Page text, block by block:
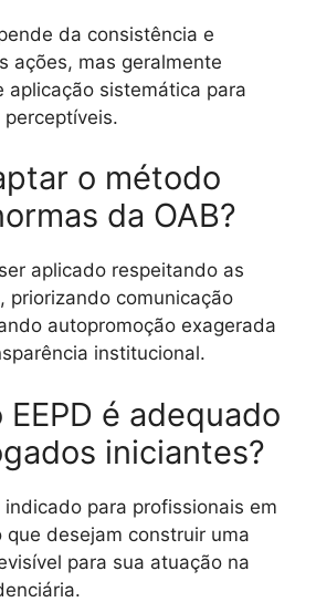
da consistência e
ações, mas geralmente
aplicação sistemática para
o método
da OAB?
aplicado respeitando as
priorizando comunicação
autopromoção exagerada
institucional.
é adequado
iniciantes?
para profissionais em
que desejam construir uma
para sua atuação na